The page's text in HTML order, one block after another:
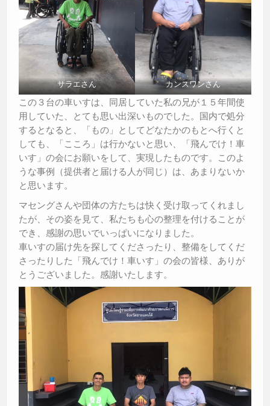
サラエさん カンスワンさん
この３台の車いすは、同居していた私の兄が１５年間使
用していた、とても思い出深いものでした。国内で処分
するとなると、「もの」としてどなたかのもとへ行くと
しても、「こころ」は行かないと思い、「飛んでけ！車
いす」の会にお願いをして、実現したものです。このよ
うな事例（提供者と届ける人が同じ）は、あまりないか
と思います。
マセングさんや団体の方たちは快く受け取ってくれまし
たが、その姿を見て、私たちも心の整理を付けることが
でき、感謝の思いでいっぱいになりました。
車いすの届け先を探してくださったり、整備をしてくだ
さったりした「飛んでけ！車いす」の会の皆様、ありが
とうございました。感謝いたします。